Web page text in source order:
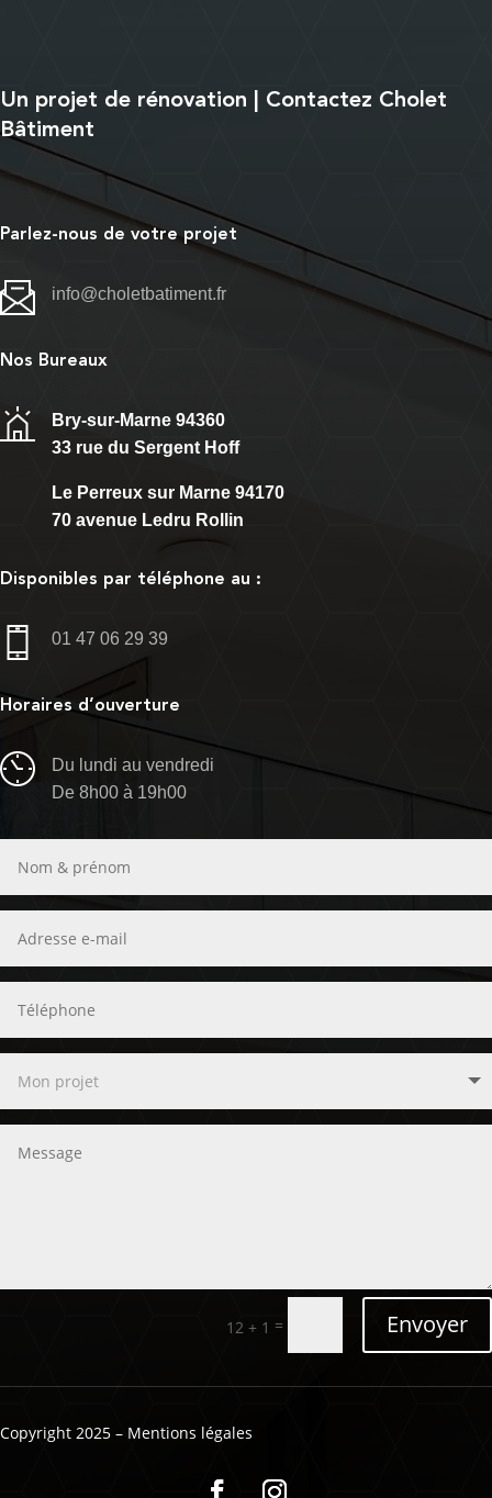
Un projet de rénovation | Contactez Cholet
Bâtiment
Parlez-nous de votre projet
info@choletbatiment.fr
Nos Bureaux
Bry-sur-Marne 94360
33 rue du Sergent Hoff
Le Perreux sur Marne 94170
70 avenue Ledru Rollin
Disponibles par téléphone au :
01 47 06 29 39
Horaires d’ouverture
Du lundi au vendredi
De 8h00 à 19h00
12 + 1 = Envoyer
Copyright 2025 – Mentions légales